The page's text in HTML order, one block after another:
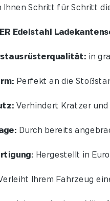
Ihnen Schritt für Schritt
Edelstahl
in
Perfekt an die
Verhindert Kratzer und
Durch bereits
Hergestellt in
Ihrem Fahrzeug